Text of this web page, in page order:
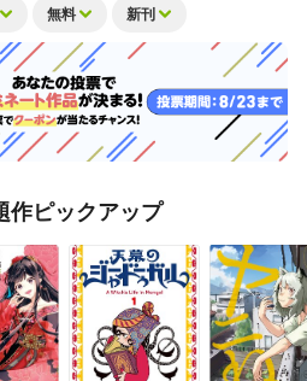
無料 新刊
作ピックアップ